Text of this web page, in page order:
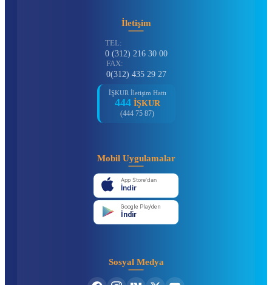
İletişim
TEL:
0 (312) 216 30 00
FAX:
0(312) 435 29 27
İŞKUR İletişim Hattı
444 İŞKUR
(444 75 87)
Mobil Uygulamalar
App Store'dan
İndir
Google Play'den
İndir
Sosyal Medya